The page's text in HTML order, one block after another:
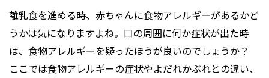
離乳食を進める時、赤ちゃんに食物アレルギーがあるかど
うかは気になりますよね。口の周囲に何か症状が出た時
は、食物アレルギーを疑ったほうが良いのでしょうか？
ここでは食物アレルギーの症状やよだれかぶれとの違い、